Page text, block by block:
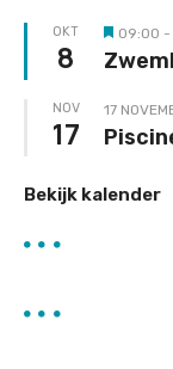
OKT
8 Uitgelicht
09:00 -
NOV
17
17
Bekijk kalender